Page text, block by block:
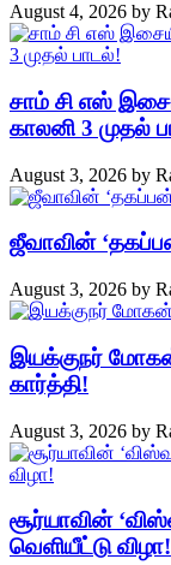
August 4, 2026 by
சாம் சி எஸ்
காலனி 3 முதல்
August 3, 2026 by
ஜீவாவின்
August 3, 2026 by
இயக்குநர்
கார்த்தி!
August 3, 2026 by
சூர்யாவின்
வெளியீட்டு விழா!